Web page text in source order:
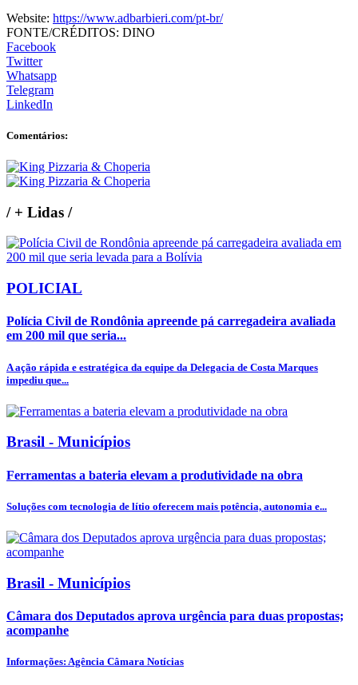
Website: https://www.adbarbieri.com/pt-br/
FONTE/CRÉDITOS: DINO
Facebook
Twitter
Whatsapp
Telegram
LinkedIn
Comentários:
/+ Lidas /
POLICIAL
Polícia Civil de Rondônia apreende pá carregadeira avaliada
em 200 mil que seria...
A ação rápida e estratégica da equipe da Delegacia de Costa Marques
impediu que...
Brasil - Municípios
Ferramentas a bateria elevam a produtividade na obra
Soluções com tecnologia de lítio oferecem mais potência, autonomia e...
Brasil - Municípios
Câmara dos Deputados aprova urgência para duas propostas;
acompanhe
Informações: Agência Câmara Notícias